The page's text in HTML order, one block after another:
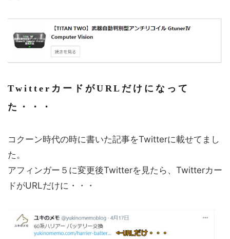
TwitterカードがURLだけになって
た・・・
コクーン時代の時に書いた記事をTwitterに載せてまし
た。
アフィンガー５に変更後Twitterを見たら、Twitterカー
ドがURLだけに・・・